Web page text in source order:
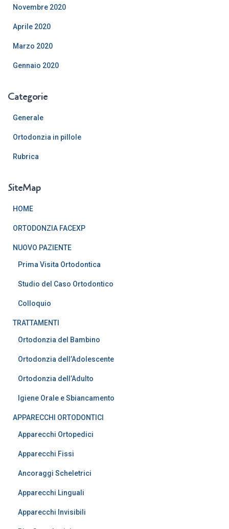
Novembre 2020
Aprile 2020
Marzo 2020
Gennaio 2020
Categorie
Generale
Ortodonzia in pillole
Rubrica
SiteMap
HOME
ORTODONZIA FACEXP
NUOVO PAZIENTE
Prima Visita Ortodontica
Studio del Caso Ortodontico
Colloquio
TRATTAMENTI
Ortodonzia del Bambino
Ortodonzia dell’Adolescente
Ortodonzia dell’Adulto
Igiene Orale e Sbiancamento
APPARECCHI ORTODONTICI
Apparecchi Ortopedici
Apparecchi Fissi
Ancoraggi Scheletrici
Apparecchi Linguali
Apparecchi Invisibili